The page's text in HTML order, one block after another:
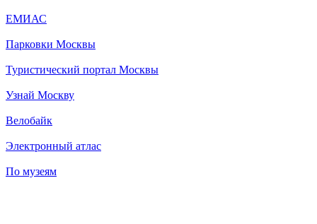
ЕМИАС
Парковки Москвы
Туристический портал Москвы
Узнай Москву
Велобайк
Электронный атлас
По музеям